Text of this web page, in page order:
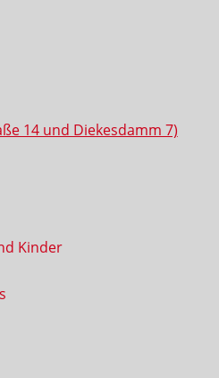
14 und Diekesdamm 7)
Kinder